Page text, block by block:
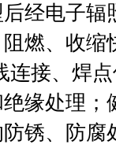
经电子
燃、收缩
连接、焊
缘处理
锈、防